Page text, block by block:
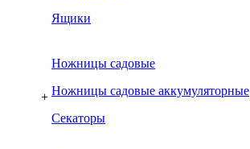
Ящики
+
Ножницы садовые
Ножницы садовые аккумуляторные
Секаторы